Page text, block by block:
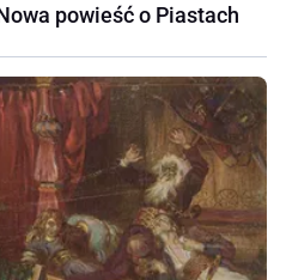
powieść o Piastach